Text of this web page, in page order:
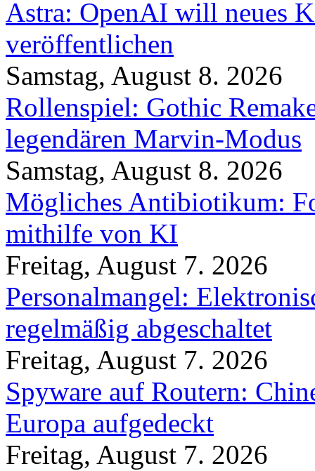
Astra: OpenAI will neues
veröffentlichen
Samstag, August 8. 2026
Rollenspiel: Gothic
legendären Marvin-Modus
Samstag, August 8. 2026
Mögliches Antibiotikum:
mithilfe von KI
Freitag, August 7. 2026
Personalmangel:
regelmäßig abgeschaltet
Freitag, August 7. 2026
Spyware auf Routern:
Europa aufgedeckt
Freitag, August 7. 2026